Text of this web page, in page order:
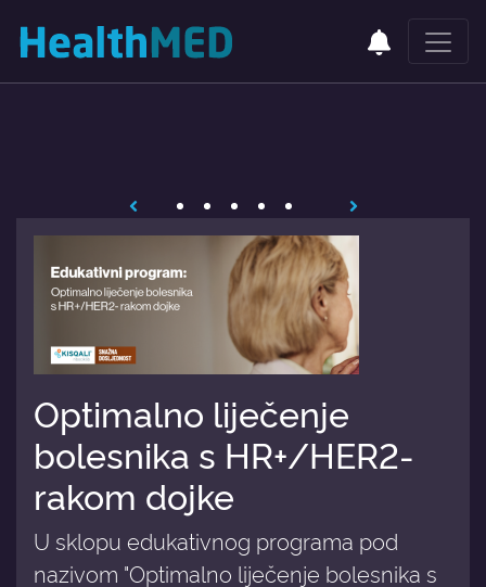
Optimalno liječenje
bolesnika s HR+/HER2-
rakom dojke
U sklopu edukativnog programa pod
nazivom "Optimalno liječenje bolesnika s